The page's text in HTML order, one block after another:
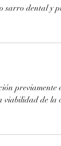
sarro dental y
previamente
de la